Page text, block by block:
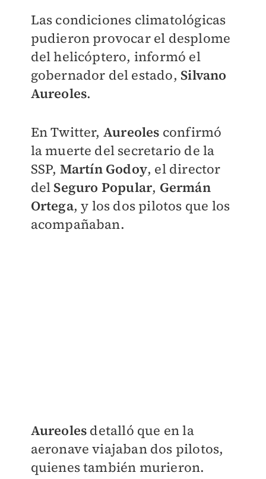
Las condiciones climatológicas
pudieron provocar el desplome
del helicóptero, informó el
gobernador del estado, Silvano
Aureoles.
En Twitter, Aureoles confirmó
la muerte del secretario de la
SSP, Martín Godoy, el director
del Seguro Popular, Germán
Ortega, y los dos pilotos que los
acompañaban.
Aureoles detalló que en la
aeronave viajaban dos pilotos,
quienes también murieron.